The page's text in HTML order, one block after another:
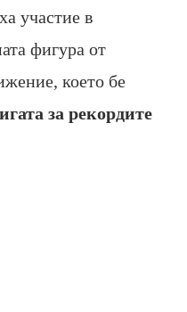
участие в
фигура от
което бе
за рекордите